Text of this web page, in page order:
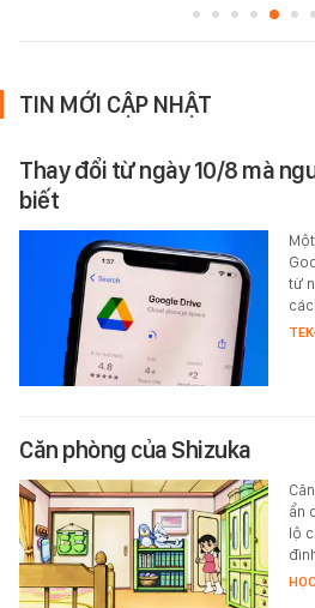
TIN MỚI CẬP NHẬT
Thay đổi từ ngày 10/8 mà
biết
từ
Căn phòng của Shizuka
ẩn
lộ